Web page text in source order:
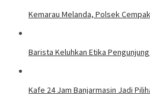
Kemarau Melanda, Polsek
Barista Keluhkan Etika
Kafe 24 Jam Banjarmasin Jadi